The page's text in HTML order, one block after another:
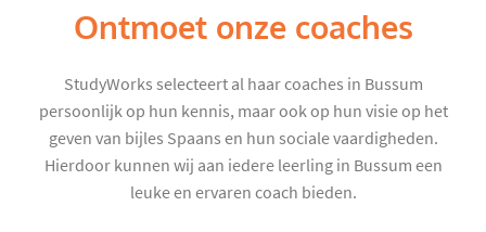
Ontmoet onze coaches
StudyWorks selecteert al haar coaches in Bussum
persoonlijk op hun kennis, maar ook op hun visie op het
geven van bijles Spaans en hun sociale vaardigheden.
Hierdoor kunnen wij aan iedere leerling in Bussum een
leuke en ervaren coach bieden.